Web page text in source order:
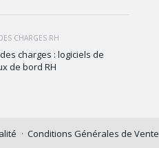
CHARGES RH
charges : logiciels de
de bord RH
Conditions Générales de Vente